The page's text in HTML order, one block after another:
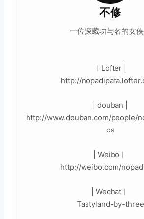
不修
一位深藏功与名的女侠
︳Lofter |
http://
| douban |
http://www.douban.com/people/
os
| Weibo︳
http://weibo.com/
| Wechat︳
Tastyland-by-three